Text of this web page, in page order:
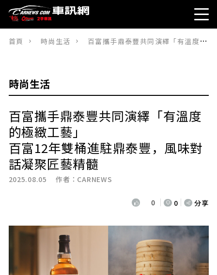
首頁 時尚生活 百富攜手鼎泰豐共同演繹「有溫度的極緻工藝」百富12年雙桶進駐鼎泰豐，風味對話凝聚匠藝精髓
時尚生活
百富攜手鼎泰豐共同演繹「有溫度
的極緻工藝」
百富12年雙桶進駐鼎泰豐，風味對
話凝聚匠藝精髓
2025.08.05 作者： CARNEWS
0 0 分享